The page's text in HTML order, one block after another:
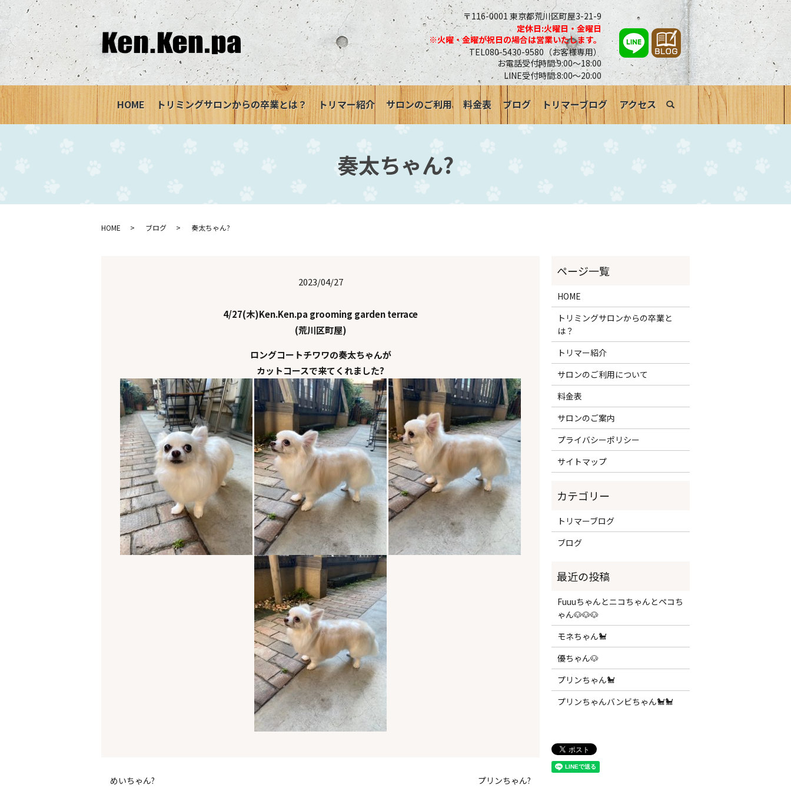
〒116-0001 東京都荒川区町屋3-21-9
定休日:火曜日・金曜日
※火曜・金曜が祝日の場合は営業いたします。
TEL080-5430-9580（お客様専用）
お電話受付時間:9:00～18:00
LINE受付時間:8:00～20:00
HOME トリミングサロンからの卒業とは？ トリマー紹介 サロンのご利用 料金表 ブログ トリマーブログ アクセス search
奏太ちゃん?
HOME ブログ 奏太ちゃん?
2023/04/27
4/27(木)Ken.Ken.pa grooming garden terrace
(荒川区町屋)
ロングコートチワワの奏太ちゃんが
カットコースで来てくれました?
めいちゃん? プリンちゃん?
HOME
トリミングサロンからの卒業と
は？
トリマー紹介
サロンのご利用について
料金表
サロンのご案内
プライバシーポリシー
サイトマップ
トリマーブログ
ブログ
Fuuuちゃんとニコちゃんとペコち
ゃん🐶🐶🐶
モネちゃん🐩
優ちゃん🐶
プリンちゃん🐩
プリンちゃんバンビちゃん🐩🐩